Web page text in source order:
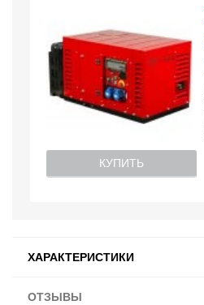
КУПИТЬ
ХАРАКТЕРИСТИКИ
ОТЗЫВЫ